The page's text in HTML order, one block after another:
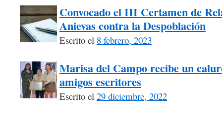
Convocado el III Certamen de
Anievas contra la Despoblación
Escrito el 8 febrero, 2023
Marisa del Campo recibe un
amigos escritores
Escrito el 29 diciembre, 2022